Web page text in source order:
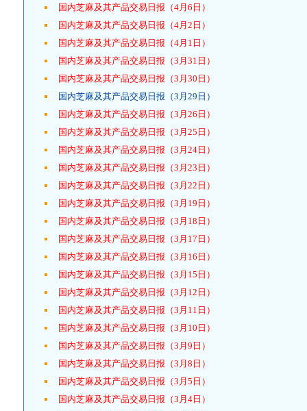
国内芝麻及其产品交易日报（4月6日）
国内芝麻及其产品交易日报（4月2日）
国内芝麻及其产品交易日报（4月1日）
国内芝麻及其产品交易日报（3月31日）
国内芝麻及其产品交易日报（3月30日）
国内芝麻及其产品交易日报（3月29日）
国内芝麻及其产品交易日报（3月26日）
国内芝麻及其产品交易日报（3月25日）
国内芝麻及其产品交易日报（3月24日）
国内芝麻及其产品交易日报（3月23日）
国内芝麻及其产品交易日报（3月22日）
国内芝麻及其产品交易日报（3月19日）
国内芝麻及其产品交易日报（3月18日）
国内芝麻及其产品交易日报（3月17日）
国内芝麻及其产品交易日报（3月16日）
国内芝麻及其产品交易日报（3月15日）
国内芝麻及其产品交易日报（3月12日）
国内芝麻及其产品交易日报（3月11日）
国内芝麻及其产品交易日报（3月10日）
国内芝麻及其产品交易日报（3月9日）
国内芝麻及其产品交易日报（3月8日）
国内芝麻及其产品交易日报（3月5日）
国内芝麻及其产品交易日报（3月4日）